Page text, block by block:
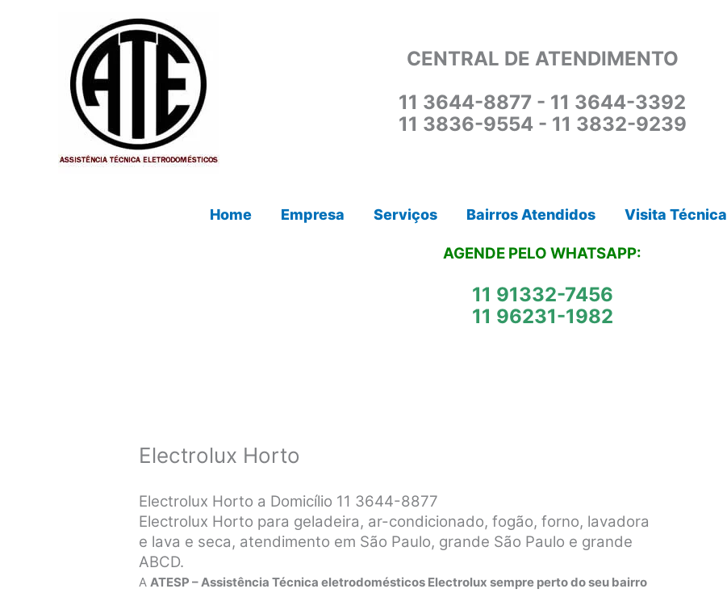
CENTRAL DE ATENDIMENTO
11 3644-8877 - 11 3644-3392
11 3836-9554 - 11 3832-9239
Home Empresa Serviços Bairros Atendidos Visita Técnica
AGENDE PELO WHATSAPP:
11 91332-7456
11 96231-1982
Electrolux Horto
Electrolux Horto a Domicílio 11 3644-8877
Electrolux Horto para geladeira, ar-condicionado, fogão, forno, lavadora
e lava e seca, atendimento em São Paulo, grande São Paulo e grande
ABCD.
AATESP – Assistência Técnica eletrodomésticos Electrolux sempre perto do seu bairro